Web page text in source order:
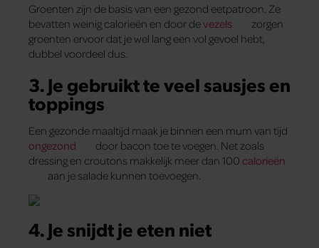
Groenten zijn de basis van een gezond eetpatroon. Ze
bevatten weinig calorieën en door devezels
zorgen
groenten ervoor dat je wel lang een vol gevoel hebt,
dubbel voordeel dus.
3. Je gebruikt te veel sausjes en
toppings
Een gezonde maaltijd maak je binnen een mum van tijd
ongezond
door bacon toe te voegen. Net zoals
dressing en croutons makkelijk meer dan 100 calorieën
aan je salade kunnen toevoegen.
4. Je snijdt je eten niet